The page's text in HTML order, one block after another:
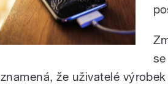
znamená, že uživatelé